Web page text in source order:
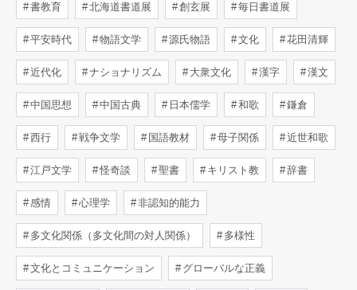
書教育 北海道書道展 創玄展 毎日書道展
平安時代 物語文学 源氏物語 文化 花田清輝
近代化 ナショナリズム 大衆文化 漢字 漢文
中国思想 中国古典 日本儒学 和歌 鎌倉
西行 戦争文学 国語教材 母子関係 近世和歌
江戸文学 怪奇談 聖書 キリスト教 辞書
感情 心理学 非認知的能力
多文化関係（多文化間の対人関係） 多様性
文化とコミュニケーション グローバルな正義